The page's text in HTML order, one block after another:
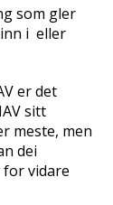
som gler
i eller
er det
sitt
meste, men
dei
vidare